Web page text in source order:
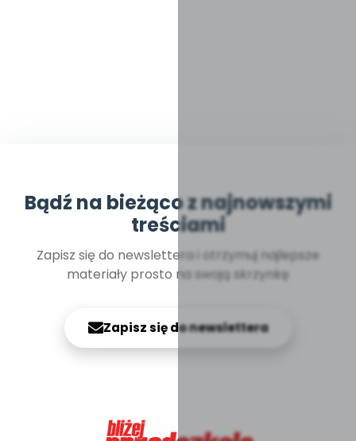
Bądź na bieżąco z najnowszymi
treściami
Zapisz się do newslettera i otrzymuj najlepsze
materiały prosto na swoją skrzynkę
Zapisz się do newslettera